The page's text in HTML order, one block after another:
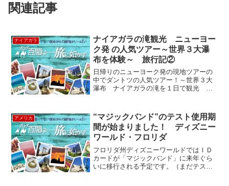
関連記事
ナイアガラ
ナイアガラの滝観光 ニューヨー
ク発 の人気ツアー～世界３大瀑
布を体験～ 旅行記②
日帰りのニューヨーク発の現地ツアーの
中でダントツの人気ツアー！～世界３大
瀑布 ナイアガラの滝を１日で観光 旅
ったけど、徐々に風が強くなる、水しぶ
きが激しくなる、轟音が...
アメリカ
“マジックバンド”のテスト使用期
間が始まりました！ ディズニー
ワールド・フロリダ
フロリダ州ディズニーワールドではＩＤ
カードが「マジックバンド」に来年ぐら
いに移行される予定です。（まだテスト